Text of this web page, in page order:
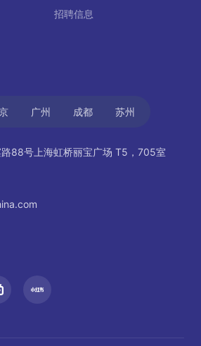
招聘信息
广州 成都 苏州
路88号上海虹桥丽宝广场 T5，705室